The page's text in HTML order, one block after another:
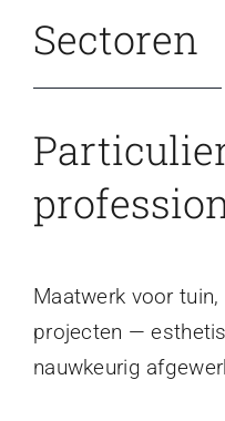
Sectoren
Maatwerk voor
projecten —
nauwkeurig